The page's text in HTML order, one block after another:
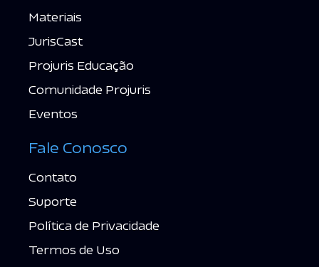
Materiais
JurisCast
Projuris Educação
Comunidade Projuris
Eventos
Fale Conosco
Contato
Suporte
Política de Privacidade
Termos de Uso